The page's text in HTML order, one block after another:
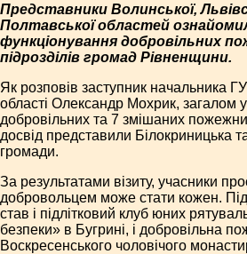
Представники Волинської,
Полтавської областей
функціонування добровільних
підрозділів громад Рівненщини.
Як розповів заступник начальника
області Олександр Мохрик, загалом у
добровільних та 7 змішаних
досвід представили Білокриницька
громади.
За результатами візиту, учасники
добровольцем може стати кожен.
став і підлітковий клуб юних
безпеки» в Бугрині, і добровільна
Воскресенського чоловічого